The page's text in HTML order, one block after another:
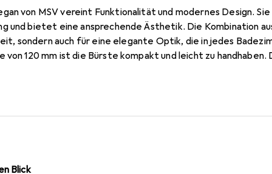
von MSV vereint Funktionalität und modernes Design.
und bietet eine ansprechende Ästhetik. Die Kombination
sondern auch für eine elegante Optik, die in jedes
von 120 mm ist die Bürste kompakt und leicht zu handhaben.
Toilettenbürste ist nicht nur ein nützliches Hilfsmittel,
Blick